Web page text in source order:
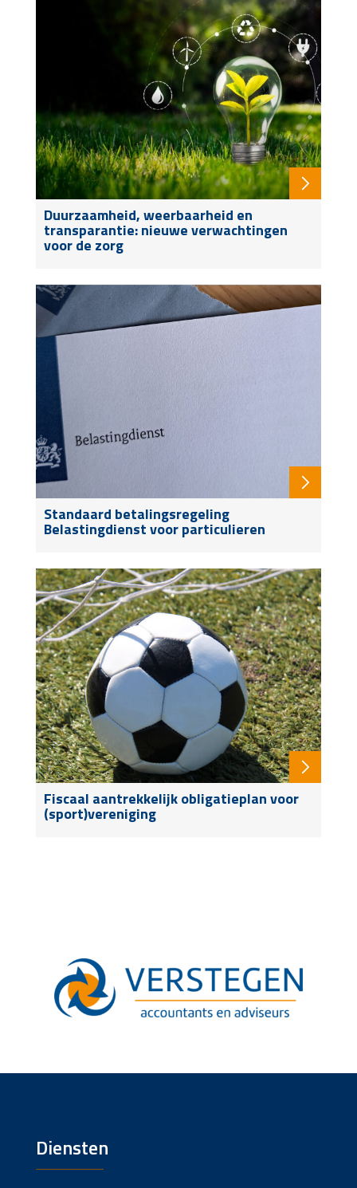
Duurzaamheid, weerbaarheid en
transparantie: nieuwe verwachtingen
voor de zorg
Standaard betalingsregeling
Belastingdienst voor particulieren
Fiscaal aantrekkelijk obligatieplan voor
(sport)vereniging
Diensten